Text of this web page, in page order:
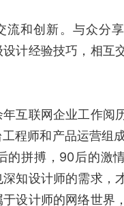
流和创新。与众分
计经验技巧，相互
互联网企业工作阅
程师和产品运营组
的拼搏，90后的激
知设计师的需求，
设计师的网络世界